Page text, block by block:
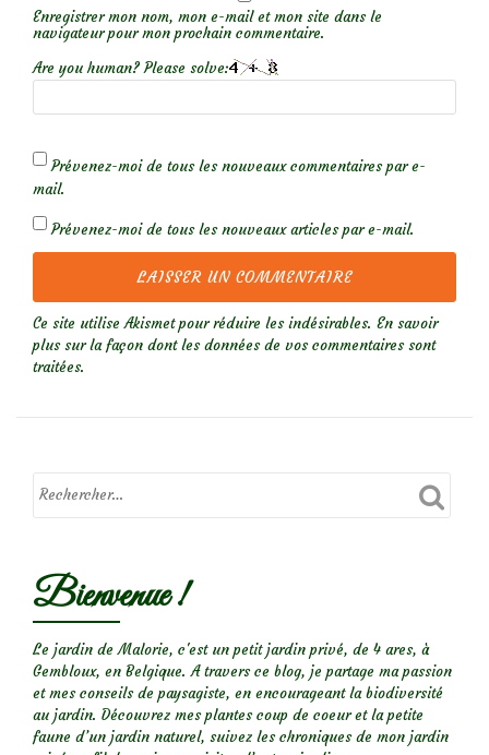
Enregistrer mon nom, mon e-mail et mon site dans le
navigateur pour mon prochain commentaire.
Are you human? Please solve:
Prévenez-moi de tous les nouveaux commentaires par e-
mail.
Prévenez-moi de tous les nouveaux articles par e-mail.
Ce site utilise Akismet pour réduire les indésirables. En savoir
plus sur la façon dont les données de vos commentaires sont
traitées.
Bienvenue !
Le jardin de Malorie, c'est un petit jardin privé, de 4 ares, à
Gembloux, en Belgique. A travers ce blog, je partage ma passion
et mes conseils de paysagiste, en encourageant la biodiversité
au jardin. Découvrez mes plantes coup de coeur et la petite
faune d’un jardin naturel, suivez les chroniques de mon jardin